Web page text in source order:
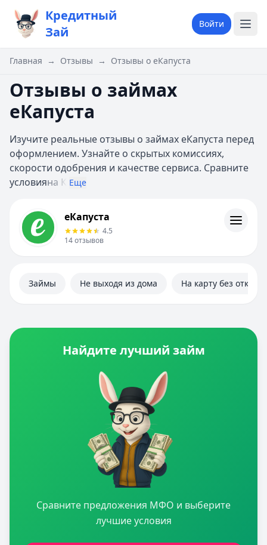
Кредитный
Зай
Войти
Главная → Отзывы → Отзывы о еКапуста
Отзывы о займах
еКапуста
Изучите реальные отзывы о займах еКапуста перед
оформлением. Узнайте о скрытых комиссиях,
скорости одобрения и качестве сервиса. Сравните
условияна К Еще
ИнформацияеКапуста
4.5
14отзывов
Займы Не выходя из дома На карту без отказа
Найдите лучший займ
Сравните предложения МФО и выберите
лучшие условия